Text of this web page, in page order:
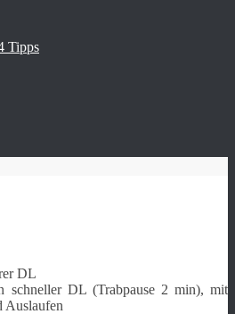
Tipps
DL
DL (Trabpause 2 min), mit
Auslaufen